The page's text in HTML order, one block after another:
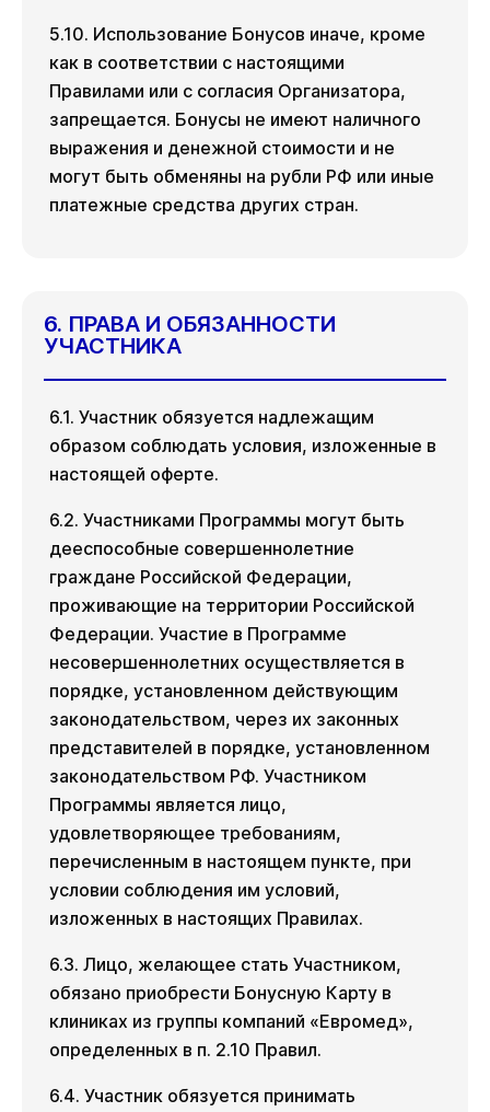
5.10. Использование Бонусов иначе, кроме
как в соответствии с настоящими
Правилами или с согласия Организатора,
запрещается. Бонусы не имеют наличного
выражения и денежной стоимости и не
могут быть обменяны на рубли РФ или иные
платежные средства других стран.
6. ПРАВА И ОБЯЗАННОСТИ
УЧАСТНИКА
6.1. Участник обязуется надлежащим
образом соблюдать условия, изложенные в
настоящей оферте.
6.2. Участниками Программы могут быть
дееспособные совершеннолетние
граждане Российской Федерации,
проживающие на территории Российской
Федерации. Участие в Программе
несовершеннолетних осуществляется в
порядке, установленном действующим
законодательством, через их законных
представителей в порядке, установленном
законодательством РФ. Участником
Программы является лицо,
удовлетворяющее требованиям,
перечисленным в настоящем пункте, при
условии соблюдения им условий,
изложенных в настоящих Правилах.
6.3. Лицо, желающее стать Участником,
обязано приобрести Бонусную Карту в
клиниках из группы компаний «Евромед»,
определенных в п. 2.10 Правил.
6.4. Участник обязуется принимать